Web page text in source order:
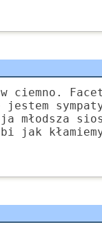
ciemno. Facet
młodsza
jak